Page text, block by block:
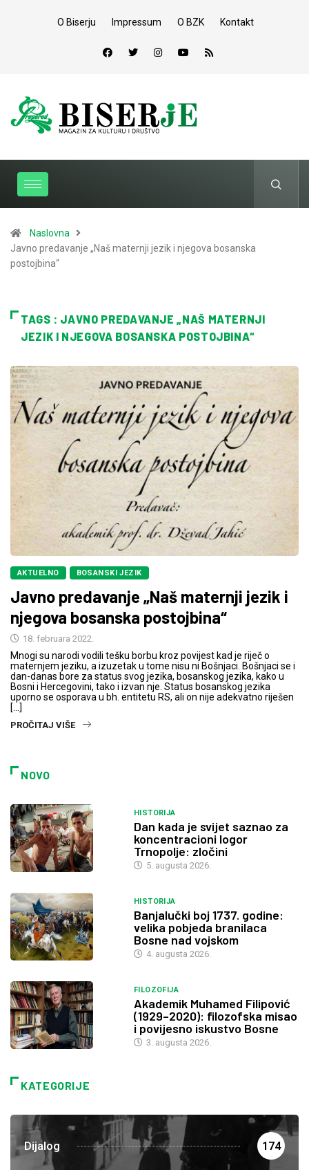
O Biserju Impressum O BZK Kontakt
Naslovna
Javno predavanje „Naš maternji jezik i njegova bosanska
postojbina“
TAGS : JAVNO PREDAVANJE „NAŠ MATERNJI
JEZIK I NJEGOVA BOSANSKA POSTOJBINA“
AKTUELNO BOSANSKI JEZIK
Javno predavanje „Naš maternji jezik i
njegova bosanska postojbina“
18. februara 2022.
Mnogi su narodi vodili tešku borbu kroz povijest kad je riječ o
maternjem jeziku, a izuzetak u tome nisu ni Bošnjaci. Bošnjaci se i
dan-danas bore za status svog jezika, bosanskog jezika, kako u
Bosni i Hercegovini, tako i izvan nje. Status bosanskog jezika
uporno se osporava u bh. entitetu RS, ali on nije adekvatno riješen
[…]
PROČITAJ VIŠE
NOVO
HISTORIJA
Dan kada je svijet saznao za
koncentracioni logor
Trnopolje: zločini
5. augusta 2026.
HISTORIJA
Banjalučki boj 1737. godine:
velika pobjeda branilaca
Bosne nad vojskom
4. augusta 2026.
FILOZOFIJA
Akademik Muhamed Filipović
(1929–2020): filozofska misao
i povijesno iskustvo Bosne
3. augusta 2026.
KATEGORIJE
Dijalog 174